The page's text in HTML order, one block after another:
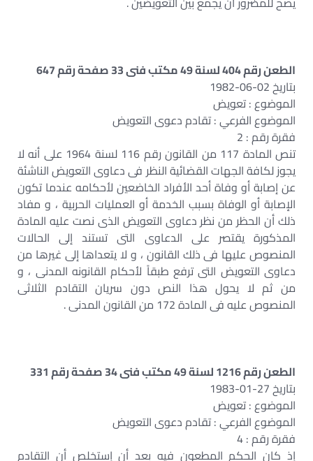
الطعن رقم 404 لسنة 49 مكتب فنى 33 صفحة رقم 647
بتاريخ 02-06-1982
الموضوع : تعويض
الموضوع الفرعي : تقادم دعوى التعويض
فقرة رقم : 2
تنص المادة 117 من القانون رقم 116 لسنة 1964 على أنه لا
يجوز لكافة الجهات القضائية النظر فى دعاوى التعويض الناشئة
عن إصابة أو وفاة أحد الأفراد الخاضعين لأحكامه عندما تكون
الإصابة أو الوفاة بسبب الخدمة أو العمليات الحربية ، و مفاد
ذلك أن الحظر من نظر دعاوى التعويض الذى نصت عليه المادة
المذكورة يقتصر على الدعاوى التى تستند إلى الحالات
المنصوص عليها فى ذلك القانون ، و لا يتعداها إلى غيرها من
دعاوى التعويض التى ترفع طبقاً لأحكام القانونه المدنى ، و
من ثم لا يحول هذا النص دون سريان التقادم الثلاثى
المنصوص عليه فى المادة 172 من القانون المدنى .
الطعن رقم 1216 لسنة 49 مكتب فنى 34 صفحة رقم 331
بتاريخ 27-01-1983
الموضوع : تعويض
الموضوع الفرعي : تقادم دعوى التعويض
فقرة رقم : 4
إذ كان الحكم المطعون فيه بعد أن إستخلص أن التقادم